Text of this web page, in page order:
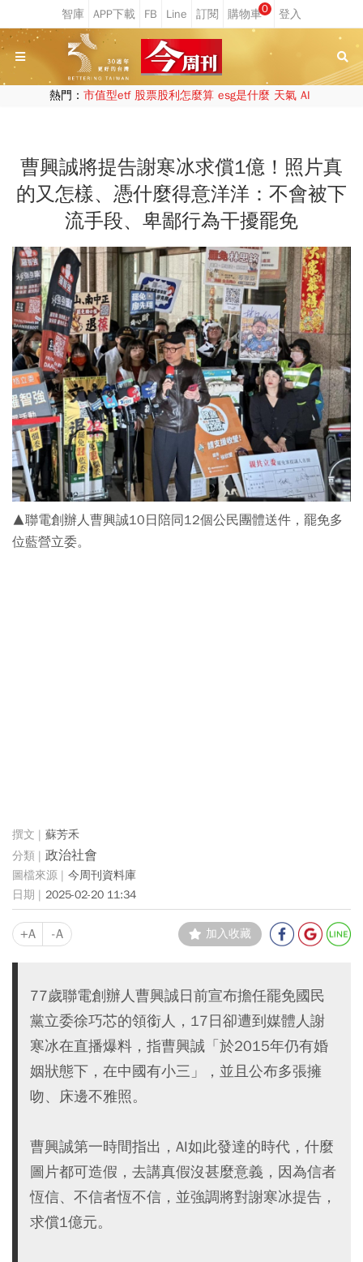
0
熱門： 市值型etf 股票股利怎麼算 esg是什麼 天氣 AI
曹興誠將提告謝寒冰求償1億！照片真
的又怎樣、憑什麼得意洋洋：不會被下
流手段、卑鄙行為干擾罷免
▲聯電創辦人曹興誠10日陪同12個公民團體送件，罷免多
位藍營立委。
蘇芳禾
政治社會
今周刊資料庫
2025-02-20 11:34
+A -A 加入收藏
77歲聯電創辦人曹興誠日前宣布擔任罷免國民
黨立委徐巧芯的領銜人，17日卻遭到媒體人謝
寒冰在直播爆料，指曹興誠「於2015年仍有婚
姻狀態下，在中國有小三」，並且公布多張擁
吻、床邊不雅照。
曹興誠第一時間指出，AI如此發達的時代，什麼
圖片都可造假，去講真假沒甚麼意義，因為信者
恆信、不信者恆不信，並強調將對謝寒冰提告，
求償1億元。